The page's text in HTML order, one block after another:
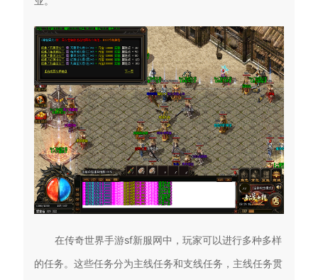
在传奇世界手游sf新服网中，玩家可以进行多种多样
的任务。这些任务分为主线任务和支线任务，主线任务贯